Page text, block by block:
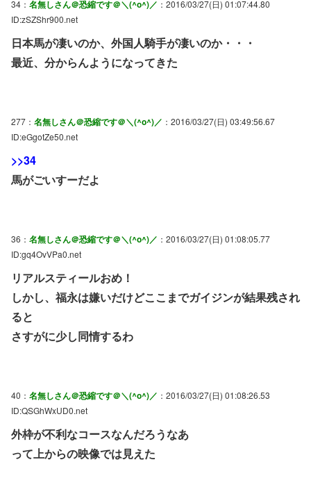
34： 名無しさん＠恐縮です＠＼(^o^)／ ：2016/03/27(日) 01:07:44.80
ID:zSZShr900.net
日本馬が凄いのか、外国人騎手が凄いのか・・・
最近、分からんようになってきた
277： 名無しさん＠恐縮です＠＼(^o^)／ ：2016/03/27(日) 03:49:56.67
ID:eGgotZe50.net
>>34
馬がごいすーだよ
36： 名無しさん＠恐縮です＠＼(^o^)／ ：2016/03/27(日) 01:08:05.77
ID:gq4OvVPa0.net
リアルスティールおめ！
しかし、福永は嫌いだけどここまでガイジンが結果残され
ると
さすがに少し同情するわ
40： 名無しさん＠恐縮です＠＼(^o^)／ ：2016/03/27(日) 01:08:26.53
ID:QSGhWxUD0.net
外枠が不利なコースなんだろうなあ
って上からの映像では見えた